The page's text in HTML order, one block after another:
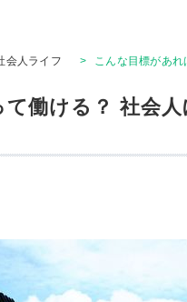
会人ライフ > こんな目標があれ
働ける？ 社会